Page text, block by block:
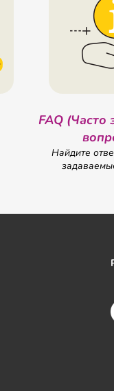
FAQ (Часто
Найдите